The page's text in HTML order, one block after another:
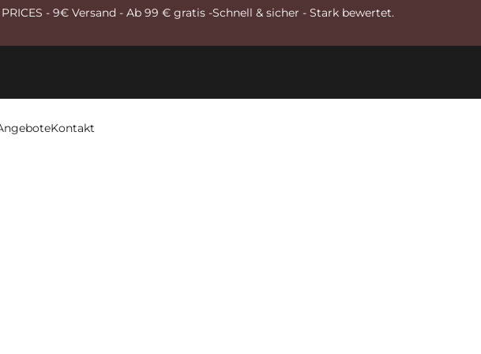
PRICES - 9€ Versand - Ab 99 € gratis -Schnell & sicher - Stark bewertet.
Kontakt